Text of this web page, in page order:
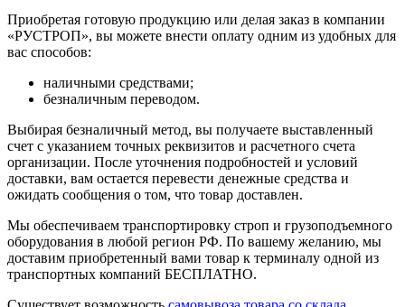
Приобретая готовую продукцию или делая заказ в компании
«РУСТРОП», вы можете внести оплату одним из удобных для
вас способов:
наличными средствами;
безналичным переводом.
Выбирая безналичный метод, вы получаете выставленный
счет с указанием точных реквизитов и расчетного счета
организации. После уточнения подробностей и условий
доставки, вам остается перевести денежные средства и
ожидать сообщения о том, что товар доставлен.
Мы обеспечиваем транспортировку строп и грузоподъемного
оборудования в любой регион РФ. По вашему желанию, мы
доставим приобретенный вами товар к терминалу одной из
транспортных компаний БЕСПЛАТНО.